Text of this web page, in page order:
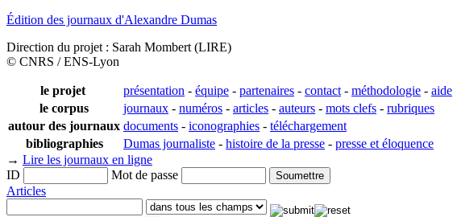
Édition des journaux d'Alexandre Dumas
Direction du projet : Sarah Mombert (LIRE)
© CNRS / ENS-Lyon
le projet présentation - équipe - partenaires - contact - méthodologie - aide
le corpus
journaux - numéros - articles - auteurs - mots clefs - rubriques
autour des journaux documents - iconographies - téléchargement
bibliographies
Dumas journaliste - histoire de la presse - presse et éloquence
→ Lire les journaux en ligne
ID
Mot de passe
Articles